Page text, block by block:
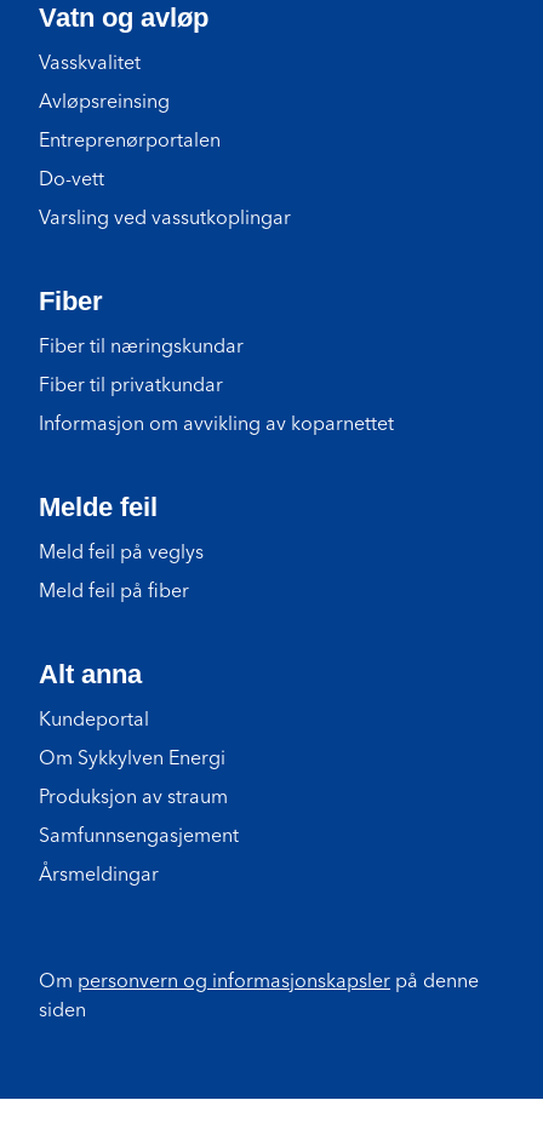
Vatn og avløp
Vasskvalitet
Avløpsreinsing
Entreprenørportalen
Do-vett
Varsling ved vassutkoplingar
Fiber
Fiber til næringskundar
Fiber til privatkundar
Informasjon om avvikling av koparnettet
Melde feil
Meld feil på veglys
Meld feil på fiber
Alt anna
Kundeportal
Om Sykkylven Energi
Produksjon av straum
Samfunnsengasjement
Årsmeldingar
Om personvern og informasjonskapsler på denne
siden